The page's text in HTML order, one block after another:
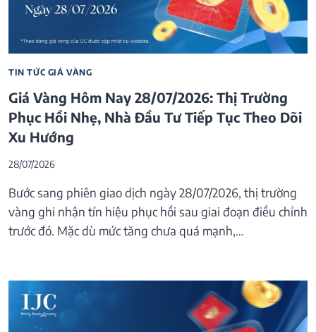
TIN TỨC GIÁ VÀNG
Giá Vàng Hôm Nay 28/07/2026: Thị Trường
Phục Hồi Nhẹ, Nhà Đầu Tư Tiếp Tục Theo Dõi
Xu Hướng
28/07/2026
Bước sang phiên giao dịch ngày 28/07/2026, thị trường
vàng ghi nhận tín hiệu phục hồi sau giai đoạn điều chỉnh
trước đó. Mặc dù mức tăng chưa quá mạnh,…